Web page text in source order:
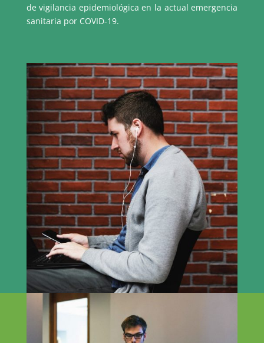
de vigilancia epidemiológica en la actual emergencia
sanitaria por COVID-19.